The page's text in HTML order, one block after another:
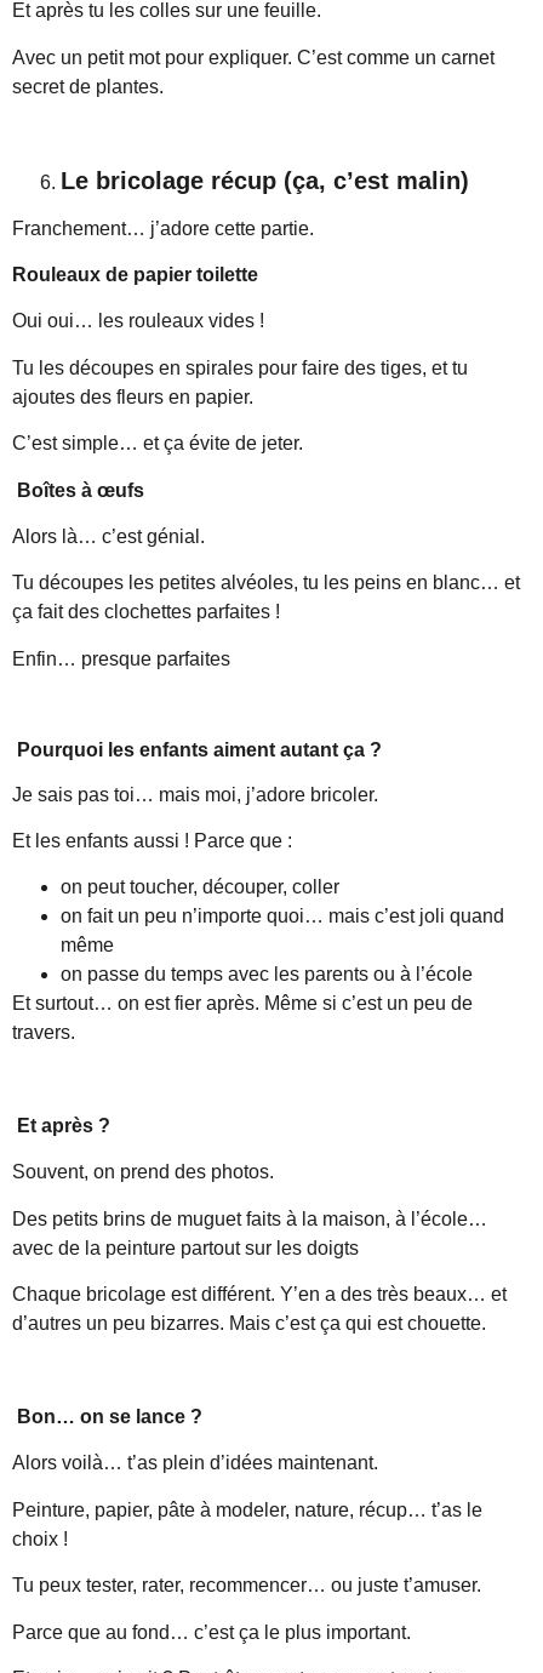
Et après tu les colles sur une feuille.
Avec un petit mot pour expliquer. C’est comme un carnet
secret de plantes.
Le bricolage récup (ça, c’est malin)
Franchement… j’adore cette partie.
Rouleaux de papier toilette
Oui oui… les rouleaux vides !
Tu les découpes en spirales pour faire des tiges, et tu
ajoutes des fleurs en papier.
C’est simple… et ça évite de jeter.
Boîtes à œufs
Alors là… c’est génial.
Tu découpes les petites alvéoles, tu les peins en blanc… et
ça fait des clochettes parfaites !
Enfin… presque parfaites
Pourquoi les enfants aiment autant ça ?
Je sais pas toi… mais moi, j’adore bricoler.
Et les enfants aussi ! Parce que :
on peut toucher, découper, coller
on fait un peu n’importe quoi… mais c’est joli quand
même
on passe du temps avec les parents ou à l’école
Et surtout… on est fier après. Même si c’est un peu de
travers.
Et après ?
Souvent, on prend des photos.
Des petits brins de muguet faits à la maison, à l’école…
avec de la peinture partout sur les doigts
Chaque bricolage est différent. Y’en a des très beaux… et
d’autres un peu bizarres. Mais c’est ça qui est chouette.
Bon… on se lance ?
Alors voilà… t’as plein d’idées maintenant.
Peinture, papier, pâte à modeler, nature, récup… t’as le
choix !
Tu peux tester, rater, recommencer… ou juste t’amuser.
Parce que au fond… c’est ça le plus important.